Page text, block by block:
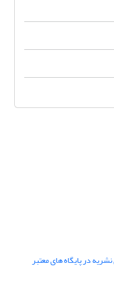
در پایگاه های معتبر